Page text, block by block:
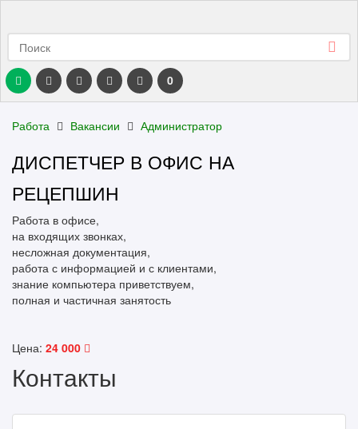
0
Работа Вакансии Администратор
ДИСПЕТЧЕР В ОФИС НА
РЕЦЕПШИН
Работа в офисе,
на входящих звонках,
несложная документация,
работа с информацией и с клиентами,
знание компьютера приветствуем,
полная и частичная занятость
Цена: 24 000
Контакты